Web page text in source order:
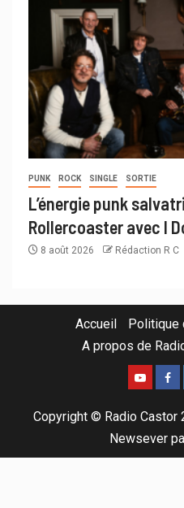
PUNK ROCK SINGLE SORTIE
L’énergie punk
Rollercoaster avec I
8 août 2026 Rédaction R C
Accueil
Politique
A propos de
Copyright © Radio Castor
Newsever